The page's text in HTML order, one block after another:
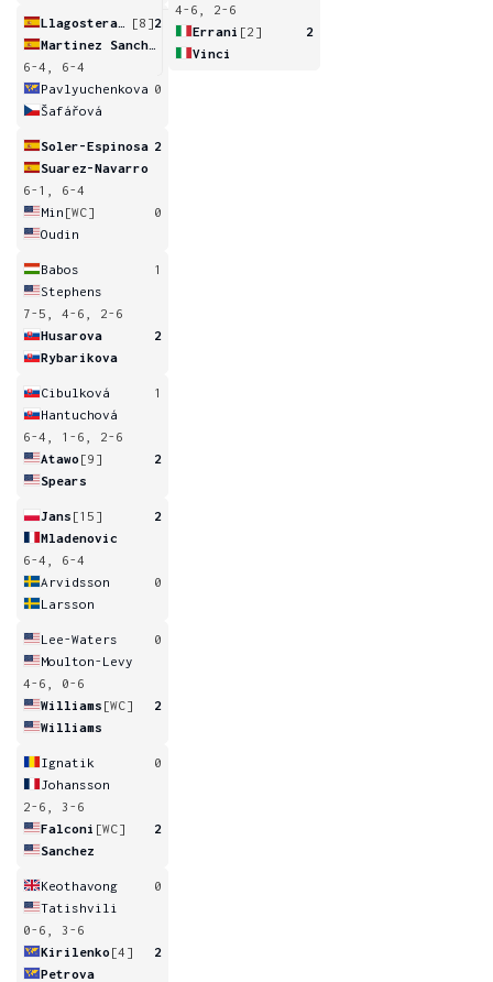
[8]2
6-4, 6-4
Pavlyuchenkova 0
Šafářová
Soler-Espinosa 2
Suarez-Navarro
6-1, 6-4
Min [WC]
0
Oudin
Babos
1
Stephens
7-5, 4-6, 2-6
Husarova
2
Rybarikova
Cibulková
1
Hantuchová
6-4, 1-6, 2-6
Atawo [9]
2
Spears
Jans [15]
2
Mladenovic
6-4, 6-4
Arvidsson
0
Larsson
Lee-Waters
0
Moulton-Levy
4-6, 0-6
Williams [WC]
2
Williams
Ignatik
0
Johansson
2-6, 3-6
Falconi [WC]
2
Sanchez
Keothavong
0
Tatishvili
0-6, 3-6
Kirilenko [4]
2
Petrova
4-6, 2-6
Errani [2]
2
Vinci